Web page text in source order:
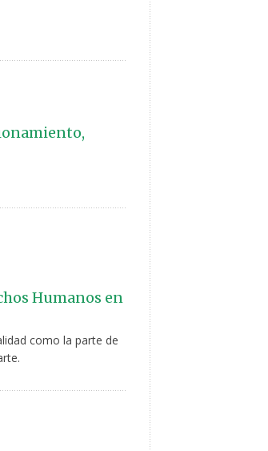
Humanos en
como la parte de